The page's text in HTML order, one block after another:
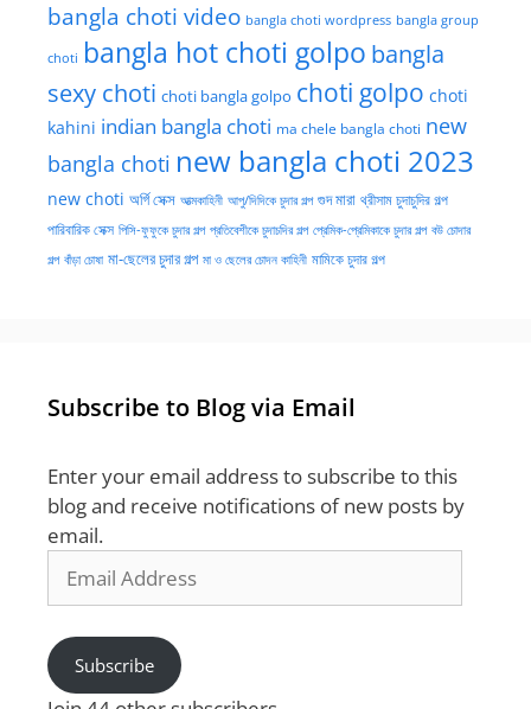
bangla choti video bangla choti wordpress bangla group
choti bangla hot choti golpo bangla
sexy choti choti bangla golpo choti golpo choti
kahini indian bangla choti ma chele bangla choti new
bangla choti new bangla choti 2023
new choti অর্গি সেক্স আত্মকাহিনী আপু/দিদিকে চুদার গল্প গুদ মারা থ্রীসাম চুদাচুদির গল্প
পারিবারিক সেক্স পিসি-ফুফুকে চুদার গল্প প্রতিবেশীকে চুদাচদির গল্প প্রেমিক-প্রেমিকাকে চুদার গল্প বউ চোদার
গল্প বাঁড়া চোষা মা-ছেলের চুদার গল্প মা ও ছেলের চোদন কাহিনী মামিকে চুদার গল্প
Subscribe to Blog via Email
Enter your email address to subscribe to this
blog and receive notifications of new posts by
email.
Address
Subscribe